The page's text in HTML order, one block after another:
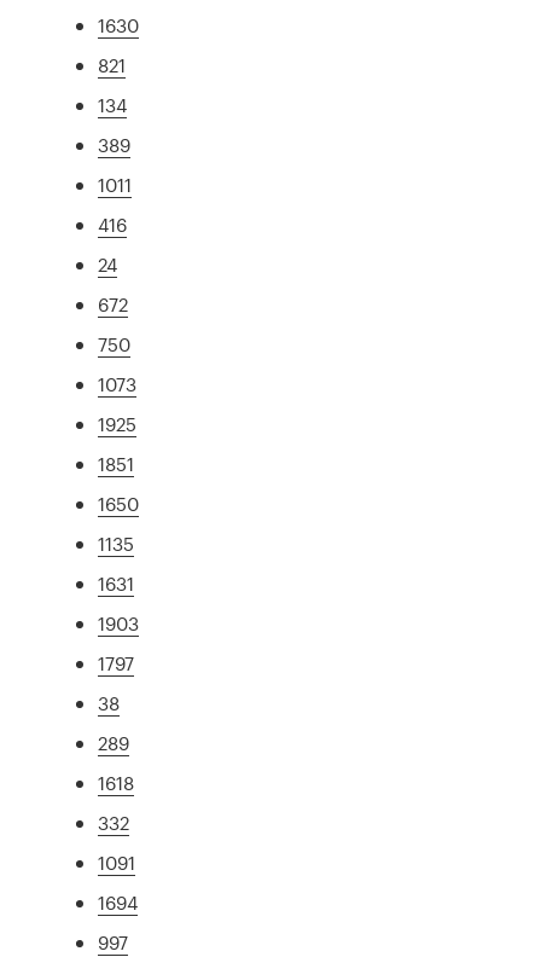
1630
821
134
389
1011
416
24
672
750
1073
1925
1851
1650
1135
1631
1903
1797
38
289
1618
332
1091
1694
997